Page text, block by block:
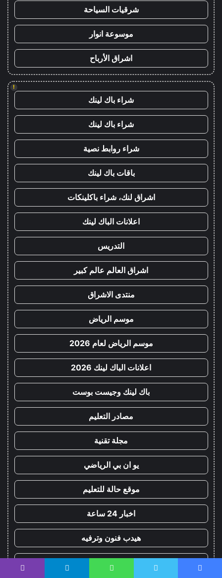
شرقيات السياحة
موسوعة انوار
اشراق الأرباح
!
شراء باك لينك
شراء باك لينك
شراء روابط نصية
باقات باك لينك
اشراق لنك، شراء باكلينكات
اعلانات الباك لينك
التدريس
اشراق العالم عالم كبير
منتدى الاشراق
موسم الرياض
موسم الرياض لعام 2026
اعلانات الباك لينك 2026
باك لينك وجيست بوست
مصادر التعليم
مجلة تقنية
يو ان بي الرياضي
موقع حالة للتعليم
اخبار 24 ساعة
هيدب فنون وترفيه